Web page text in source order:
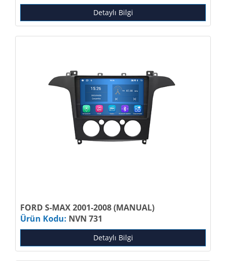
Detaylı Bilgi
FORD S-MAX 2001-2008 (MANUAL)
Ürün Kodu: NVN 731
Detaylı Bilgi